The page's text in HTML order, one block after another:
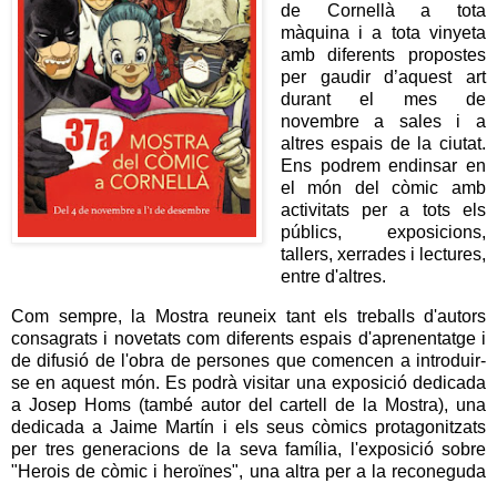
de Cornellà a tota
màquina i a tota vinyeta
amb diferents propostes
per gaudir d’aquest art
durant el mes de
novembre a sales i a
altres espais de la ciutat.
Ens podrem endinsar en
el món del còmic amb
activitats per a tots els
públics, exposicions,
tallers, xerrades i lectures,
entre d'altres.
Com sempre, la Mostra reuneix tant els treballs d'autors
consagrats i novetats com diferents espais d'aprenentatge i
de difusió de l'obra de persones que comencen a introduir-
se en aquest món. Es podrà visitar una exposició dedicada
a Josep Homs (també autor del cartell de la Mostra), una
dedicada a Jaime Martín i els seus còmics protagonitzats
per tres generacions de la seva família, l'exposició sobre
"Herois de còmic i heroïnes", una altra per a la reconeguda